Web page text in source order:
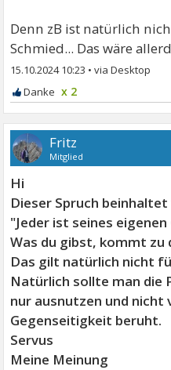
Denn zB ist natürlich
Schmied... Das wäre
15.10.2024 10:23 •
x 2
Fritz
Mitglied
Hi
Dieser Spruch
"Jeder ist seines
Was du gibst, kommt zu
Das gilt natürlich nicht
Natürlich sollte man die
nur ausnutzen und nicht
Gegenseitigkeit beruht.
Servus
Meine Meinung